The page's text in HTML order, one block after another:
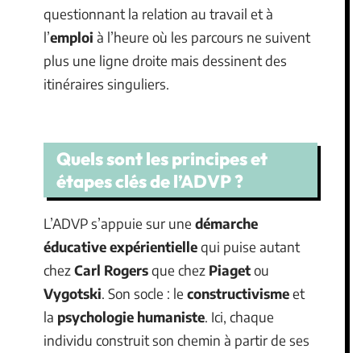
questionnant la relation au travail et à
l’emploi à l’heure où les parcours ne suivent
plus une ligne droite mais dessinent des
itinéraires singuliers.
Quels sont les principes et
étapes clés de l’ADVP ?
L’ADVP s’appuie sur une démarche
éducative expérientiellequi puise autant
chezCarl Rogersque chez Piagetou
Vygotski. Son socle : le constructivismeet
la psychologie humaniste. Ici, chaque
individu construit son chemin à partir de ses